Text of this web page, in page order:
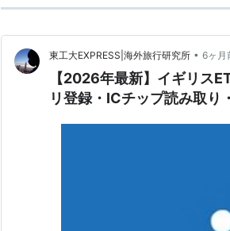
いる。
1936年から1976年までスペインに軍
Bohamonde）は、民族の独自性を否
ETAが結成される。以後、爆弾テロを
ETAとの対決姿勢を明らかにした首相
Blanco）を、自動車もろとも吹き飛ば
れており、2003年までに800人以上が
2006年3月23日、無期限停戦を宣言、
東工大EXPRESS|海外旅行研究所 • 6ヶ月
【2026年最新】イギリス
リ登録・ICチップ読み取り